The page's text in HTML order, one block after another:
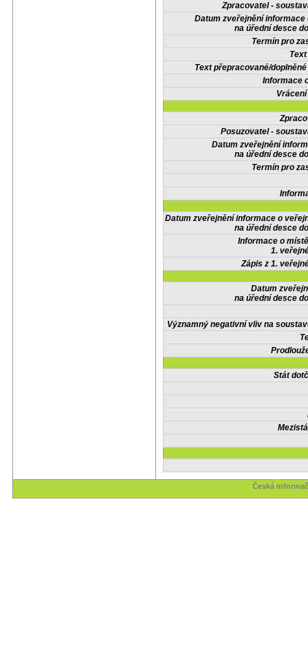
Zpracovatel -
Datum zveřejnění informace
na úřední desce
Termín pro
Text přepracované/
Informace
Posuzovatel -
Datum zveřejnění
na úřední desce
Termín pro
Datum zveřejnění informace o
na úřední desce
Informace o
1.
Zápis z 1.
Datum
na úřední desce
Významný negativní vliv na
Stát
Česká